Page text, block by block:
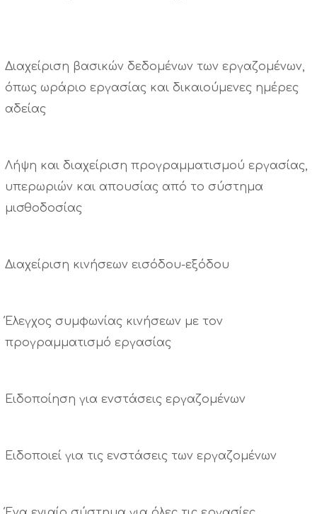
Διαχείριση βασικών δεδομένων των εργαζομένων,
όπως ωράριο εργασίας και δικαιούμενες ημέρες
αδείας
Λήψη και διαχείριση προγραμματισμού εργασίας,
υπερωριών και απουσίας από το σύστημα
μισθοδοσίας
Διαχείριση κινήσεων εισόδου-εξόδου
Έλεγχος συμφωνίας κινήσεων με τον
προγραμματισμό εργασίας
Ειδοποίηση για ενστάσεις εργαζομένων
Ειδοποιεί για τις ενστάσεις των εργαζομένων